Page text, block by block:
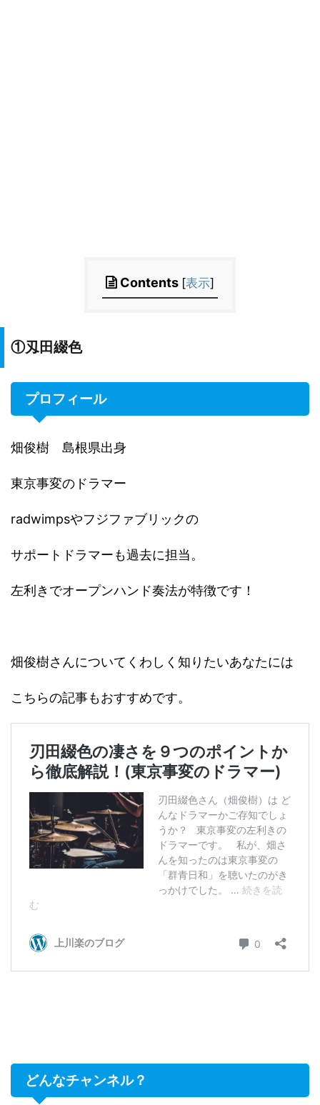
Contents [表示]
①刄田綴色
プロフィール
畑俊樹 島根県出身
東京事変のドラマー
radwimpsやフジファブリックの
サポートドラマーも過去に担当。
左利きでオープンハンド奏法が特徴です！
畑俊樹さんについてくわしく知りたいあなたには
こちらの記事もおすすめです。
どんなチャンネル？